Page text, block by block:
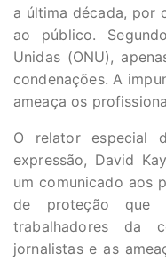
a última década, por
ao público.
Unidas (ONU),
condenações. A
ameaça os
O relator especial
expressão, David
um comunicado aos
de proteção que
trabalhadores da
jornalistas e as